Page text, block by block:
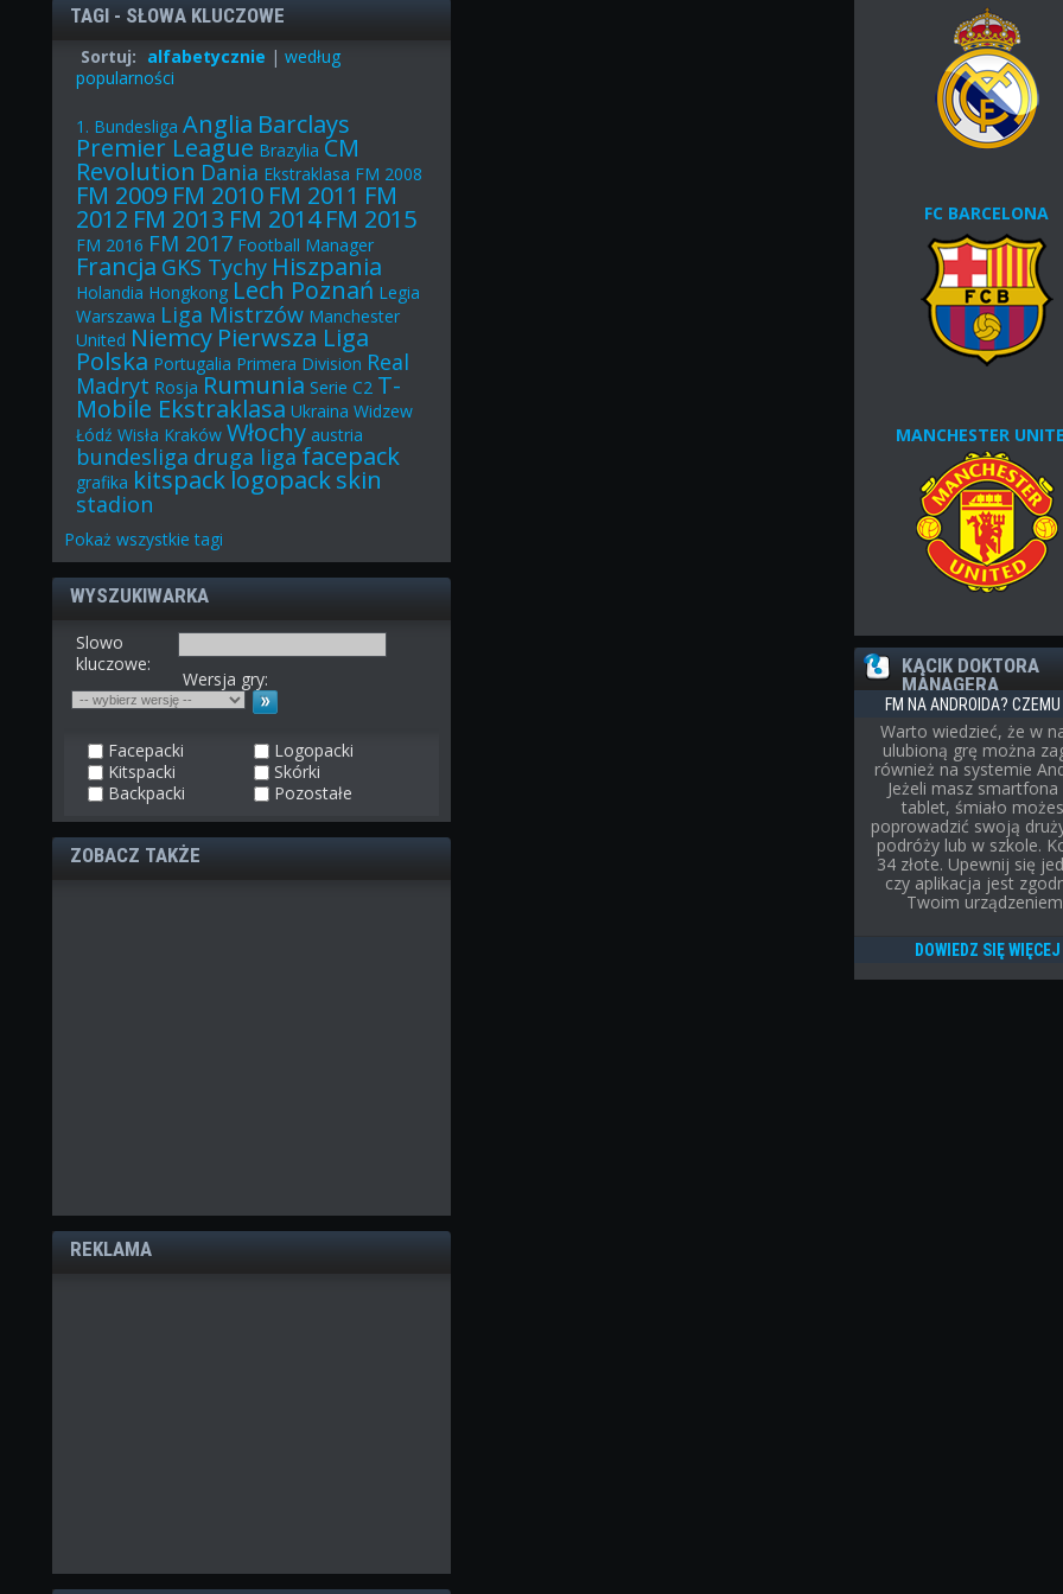
TAGI - SŁOWA KLUCZOWE
Sortuj: alfabetycznie | według
popularności
1. Bundesliga Anglia Barclays
Premier League Brazylia CM
Revolution Dania Ekstraklasa FM 2008
FM 2009 FM 2010 FM 2011 FM
2012 FM 2013 FM 2014 FM 2015
FM 2016 FM 2017 Football Manager
Francja GKS Tychy Hiszpania
Holandia Hongkong Lech Poznań Legia
Warszawa Liga Mistrzów Manchester
United Niemcy Pierwsza Liga
Polska Portugalia Primera Division Real
Madryt Rosja Rumunia Serie C2 T-
Mobile Ekstraklasa Ukraina Widzew
Łódź Wisła Kraków Włochy austria
bundesliga druga liga facepack
grafika kitspacklogopack skin
stadion
Pokaż wszystkie tagi
WYSZUKIWARKA
Slowo
kluczowe:
Wersja gry:
Facepacki
Logopacki
Kitspacki
Skórki
Backpacki
Pozostałe
ZOBACZ TAKŻE
REKLAMA
FC BARCELONA
MANCHESTER
KĄCIK DOKTORA
MANAGERA
FM NA ANDROIDA?
Warto wiedzieć, że w
ulubioną grę można
również na systemie
Jeżeli masz smartfona
tablet, śmiało
poprowadzić swoją
podróży lub w szkole.
34 złote. Upewnij się
czy aplikacja jest
Twoim
DOWIEDZ SIĘ WIĘCEJ